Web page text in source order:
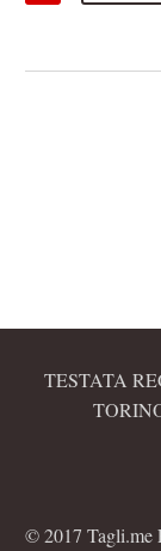
TESTATA
© 2017 Tagli.me